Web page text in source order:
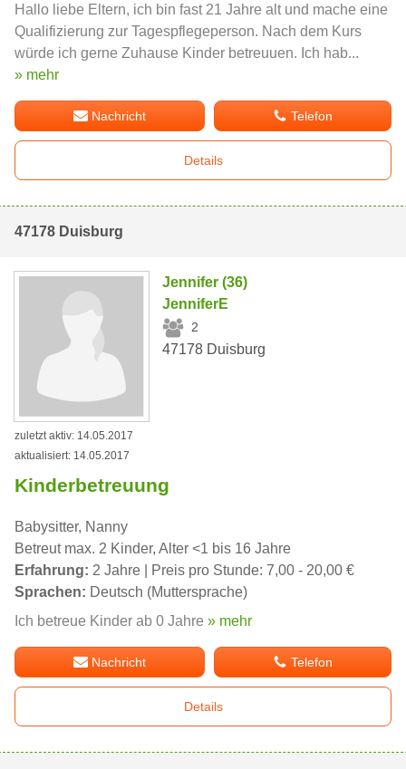
Hallo liebe Eltern, ich bin fast 21 Jahre alt und mache eine
Qualifizierung zur Tagespflegeperson. Nach dem Kurs
würde ich gerne Zuhause Kinder betreuuen. Ich hab...
» mehr
Nachricht Telefon
Details
47178 Duisburg
Jennifer (36)
JenniferE
2
47178 Duisburg
zuletzt aktiv: 14.05.2017
aktualisiert: 14.05.2017
Kinderbetreuung
Babysitter, Nanny
Betreut max. 2 Kinder, Alter <1 bis 16 Jahre
Erfahrung: 2 Jahre | Preis pro Stunde: 7,00 - 20,00 €
Sprachen: Deutsch (Muttersprache)
Ich betreue Kinder ab 0 Jahre » mehr
Nachricht Telefon
Details